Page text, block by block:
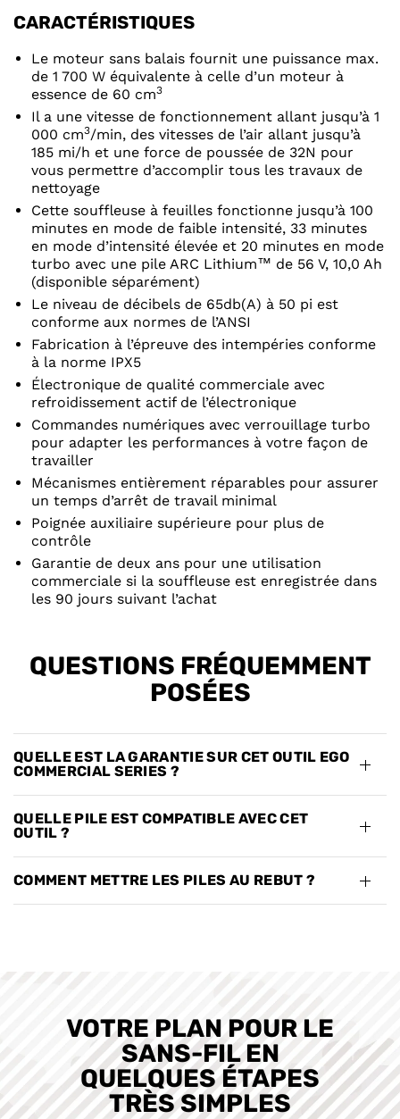
CARACTÉRISTIQUES
Le moteur sans balais fournit une puissance max.
de 1 700 W équivalente à celle d’un moteur à
essence de 60 cm3
Il a une vitesse de fonctionnement allant jusqu’à 1
000 cm3/min, des vitesses de l’air allant jusqu’à
185 mi/h et une force de poussée de 32N pour
vous permettre d’accomplir tous les travaux de
nettoyage
Cette souffleuse à feuilles fonctionne jusqu’à 100
minutes en mode de faible intensité, 33 minutes
en mode d’intensité élevée et 20 minutes en mode
turbo avec une pile ARC Lithium™ de 56 V, 10,0 Ah
(disponible séparément)
Le niveau de décibels de 65db(A) à 50 pi est
conforme aux normes de l’ANSI
Fabrication à l’épreuve des intempéries conforme
à la norme IPX5
Électronique de qualité commerciale avec
refroidissement actif de l’électronique
Commandes numériques avec verrouillage turbo
pour adapter les performances à votre façon de
travailler
Mécanismes entièrement réparables pour assurer
un temps d’arrêt de travail minimal
Poignée auxiliaire supérieure pour plus de
contrôle
Garantie de deux ans pour une utilisation
commerciale si la souffleuse est enregistrée dans
les 90 jours suivant l’achat
QUESTIONS FRÉQUEMMENT
POSÉES
QUELLE EST LA GARANTIE SUR CET OUTIL EGO
COMMERCIAL SERIES ?
QUELLE PILE EST COMPATIBLE AVEC CET
OUTIL ?
COMMENT METTRE LES PILES AU REBUT ?
VOTRE PLAN POUR LE
SANS-FIL EN
QUELQUES ÉTAPES
TRÈS SIMPLES